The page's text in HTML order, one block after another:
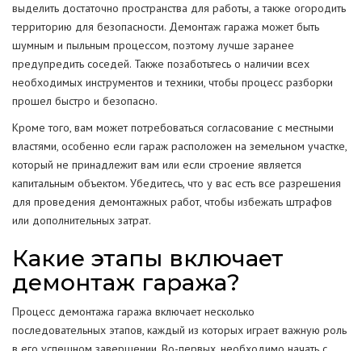
выделить достаточно пространства для работы, а также огородить
территорию для безопасности. Демонтаж гаража может быть
шумным и пыльным процессом, поэтому лучше заранее
предупредить соседей. Также позаботьтесь о наличии всех
необходимых инструментов и техники, чтобы процесс разборки
прошел быстро и безопасно.
Кроме того, вам может потребоваться согласование с местными
властями, особенно если гараж расположен на земельном участке,
который не принадлежит вам или если строение является
капитальным объектом. Убедитесь, что у вас есть все разрешения
для проведения демонтажных работ, чтобы избежать штрафов
или дополнительных затрат.
Какие этапы включает
демонтаж гаража?
Процесс демонтажа гаража включает несколько
последовательных этапов, каждый из которых играет важную роль